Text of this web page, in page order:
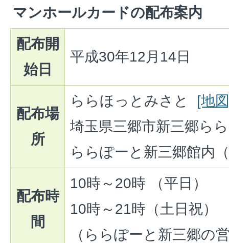
マンホールカードの配布案内
配布開
始日
平成30年12月14日
配布場
所
ららほっとみさと [地
埼玉県三郷市新三郷ら
ららぽーと新三郷館内
配布時
間
10時～20時 （平日）
10時～21時（土日祝）
（ららぽーと新三郷の